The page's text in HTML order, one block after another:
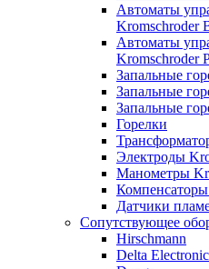
Автоматы
Kromschroder
Автоматы
Kromschroder
Запальные
Запальные
Запальные
Горелки
Электроды
Манометры
Датчики
Сопутствующее
Hirschmann
Delta